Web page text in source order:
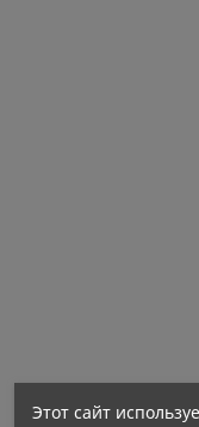
Этот сайт